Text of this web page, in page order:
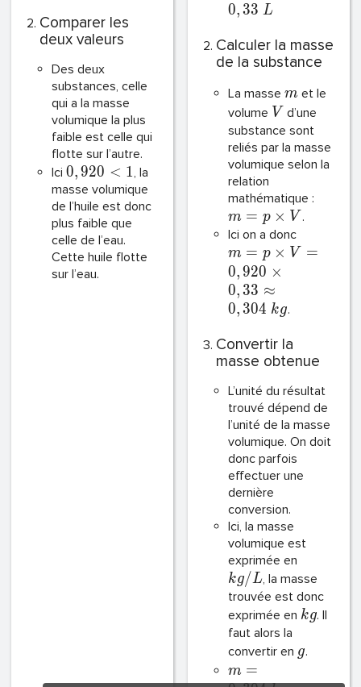
Comparer les
deux valeurs
Des deux
substances, celle
qui a la masse
volumique la plus
faible est celle qui
flotte sur l’autre.
Ici 0,920 < 1, la
masse volumique
de l’huile est donc
plus faible que
celle de l’eau.
Cette huile flotte
sur l’eau.
0, 33 L
Calculer la masse
de la substance
La masse m et le
volume V d’une
substance sont
reliés par la masse
volumique selon la
relation
mathématique :
m = p × V .
Ici on a donc
m = p × V =
0,920 ×
0, 33 ≈
0, 304 kg.
Convertir la
masse obtenue
L’unité du résultat
trouvé dépend de
l’unité de la masse
volumique. On doit
donc parfois
effectuer une
dernière
conversion.
Ici, la masse
volumique est
exprimée en
kg/L, la masse
trouvée est donc
exprimée en kg. Il
faut alors la
convertir en g.
m =